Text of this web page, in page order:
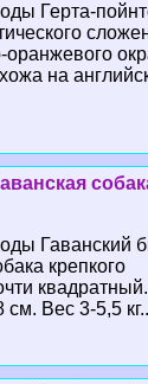
Герта-
на
Гаванский
крепкого
квадратный.
Вес 3-5,5